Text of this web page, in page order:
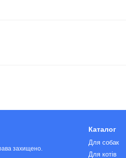
захищено.
Каталог
Для собак
Для котів